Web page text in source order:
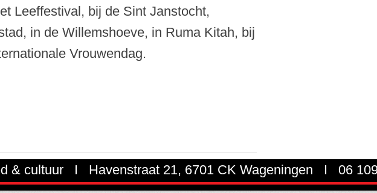
Leeffestival, bij de Sint Janstocht,
in de Willemshoeve, in Ruma Kitah, bij
Vrouwendag.
& cultuur I Havenstraat 21, 6701 CK Wageningen I 06